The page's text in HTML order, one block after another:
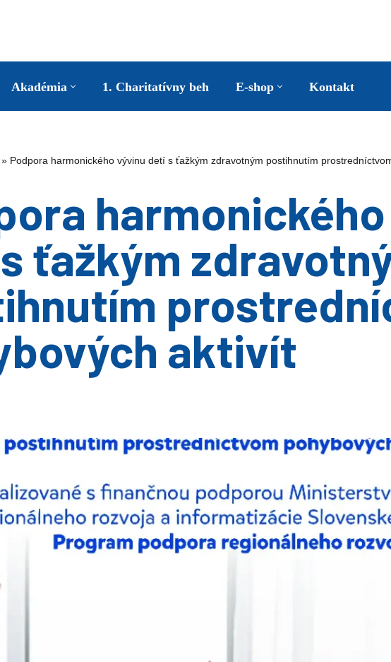
Akadémia 1. Charitatívny beh E-shop Kontakt
» Podpora harmonického vývinu detí s ťažkým zdravotným postihnutím
ťažkým
aktivít